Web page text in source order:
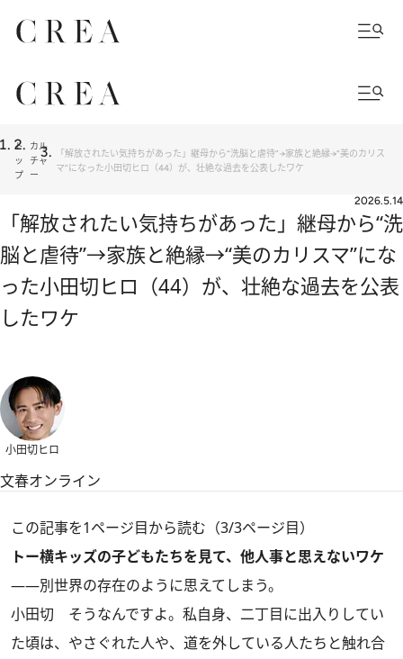
ト
ッ
プ
カル
チャ
ー
「解放されたい気持ちがあった」継母から“洗脳と虐待”→家族と絶縁→“美のカリス
マ”になった小田切ヒロ（44）が、壮絶な過去を公表したワケ
2026.5.14
「解放されたい気持ちがあった」継母から“洗
脳と虐待”→家族と絶縁→“美のカリスマ”にな
った小田切ヒロ（44）が、壮絶な過去を公表
したワケ
小田切ヒロ
文春オンライン
この記事を1ページ目から読む（3/3ページ目）
トー横キッズの子どもたちを見て、他人事と思えないワケ
――別世界の存在のように思えてしまう。
小田切 そうなんですよ。私自身、二丁目に出入りしてい
た頃は、やさぐれた人や、道を外している人たちと触れ合